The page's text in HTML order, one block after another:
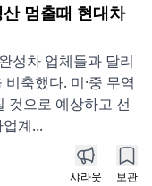
멈출때 현대차
성차 업체들과 달리
축했다. 미·중 무역
것으로 예상하고 선
계...
샤라웃 보관